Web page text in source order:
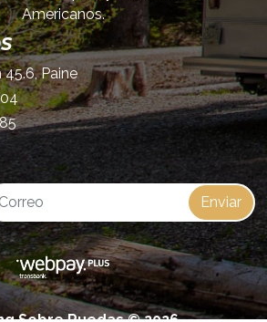
Americanos.
Paine
Enviar